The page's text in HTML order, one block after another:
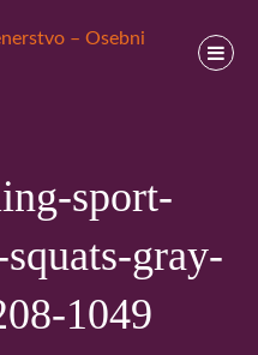
sport-
gray-
1049